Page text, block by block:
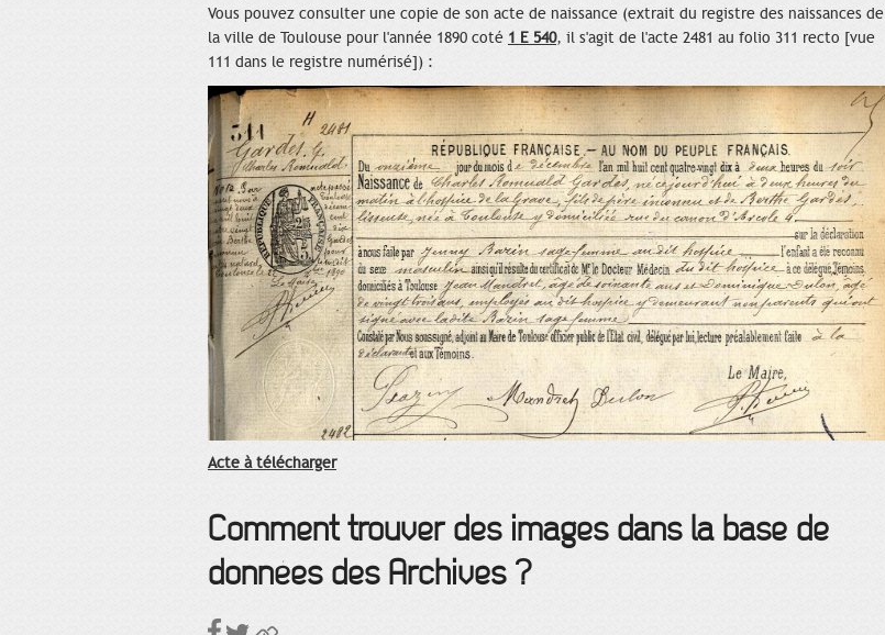
Vous pouvez consulter une copie de son acte de naissance (extrait du registre des naissances de
la ville de Toulouse pour l'année 1890 coté 1 E 540, il s'agit de l'acte 2481 au folio 311 recto [vue
111 dans le registre numérisé]) :
Acte à télécharger
Comment trouver des images dans la base de
données des Archives ?